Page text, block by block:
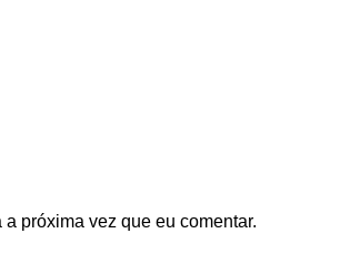
próxima vez que eu comentar.